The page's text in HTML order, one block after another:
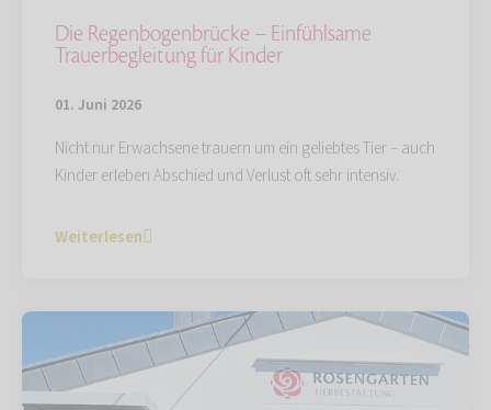
Die Regenbogenbrücke – Einfühlsame
Trauerbegleitung für Kinder
01. Juni 2026
Nicht nur Erwachsene trauern um ein geliebtes Tier – auch
Kinder erleben Abschied und Verlust oft sehr intensiv.
Weiterlesen